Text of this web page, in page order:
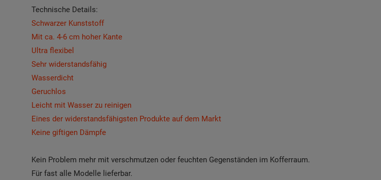
Technische Details:
Schwarzer Kunststoff
Mit ca. 4-6 cm hoher Kante
Ultra flexibel
Sehr widerstandsfähig
Wasserdicht
Geruchlos
Leicht mit Wasser zu reinigen
Eines der widerstandsfähigsten Produkte auf dem Markt
Keine giftigen Dämpfe
Kein Problem mehr mit verschmutzen oder feuchten Gegenständen im Kofferraum.
Für fast alle Modelle lieferbar.